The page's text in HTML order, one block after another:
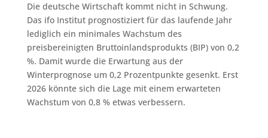
Die deutsche Wirtschaft kommt nicht in Schwung.
Das ifo Institut prognostiziert für das laufende Jahr
lediglich ein minimales Wachstum des
preisbereinigten Bruttoinlandsprodukts (BIP) von 0,2
%. Damit wurde die Erwartung aus der
Winterprognose um 0,2 Prozentpunkte gesenkt. Erst
2026 könnte sich die Lage mit einem erwarteten
Wachstum von 0,8 % etwas verbessern.